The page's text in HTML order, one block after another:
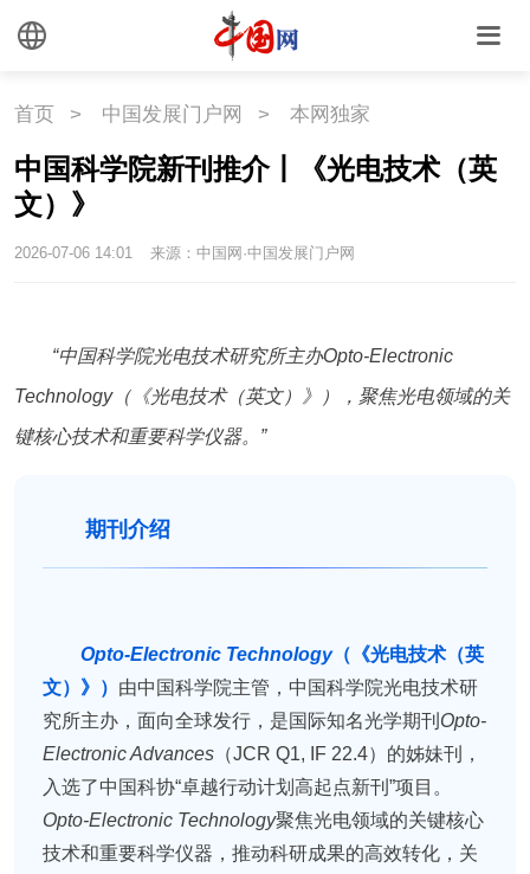
首页 > 中国发展门户网 > 本网独家
中国科学院新刊推介丨《光电技术（英
文）》
2026-07-06 14:01 来源：中国网·中国发展门户网
“中国科学院光电技术研究所主办Opto-Electronic
Technology（《光电技术（英文）》），聚焦光电领域的关
键核心技术和重要科学仪器。”
期刊介绍
Opto-Electronic Technology（《光电技术（英
文）》） 由中国科学院主管，中国科学院光电技术研
究所主办，面向全球发行，是国际知名光学期刊 Opto-
Electronic Advances （JCR Q1, IF 22.4）的姊妹刊，
入选了中国科协“卓越行动计划高起点新刊”项目。
Opto-Electronic Technology聚焦光电领域的关键核心
技术和重要科学仪器，推动科研成果的高效转化，关